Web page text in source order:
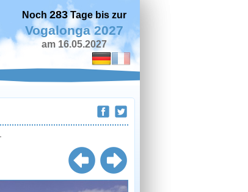
Noch 283Tage bis zur
Vogalonga 2027
am 16.05.2027